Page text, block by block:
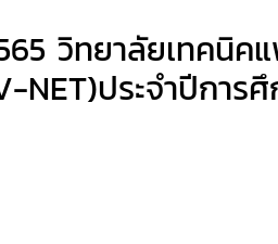
วิทยาลัยเทคนิค
NET)ประจำปีการ